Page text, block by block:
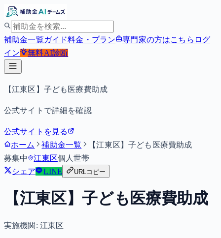
補助金一覧ガイド料金・プラン 専門家の方はこちら ログ
イン
無料AI診断
【江東区】子ども医療費助成
公式サイトで詳細を確認
公式サイトを見る
ホーム
補助金一覧
【江東区】子ども医療費助成
募集中
江東区個人世帯
シェア
LINE URLコピー
【江東区】子ども医療費助成
実施機関: 江東区